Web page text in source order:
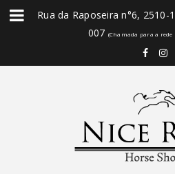
Rua da Raposeira n°6,
007 (Chamada para a